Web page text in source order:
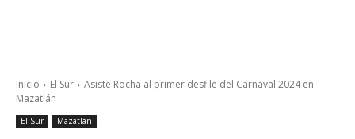
Inicio El Sur
Asiste Rocha al primer desfile del Carnaval 2024 en
Mazatlán
El Sur Mazatlán